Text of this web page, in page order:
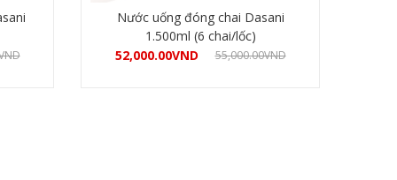
Nước uống đóng chai Dasani
1.500ml (6 chai/lốc)
52,000.00VND 55,000.00VND